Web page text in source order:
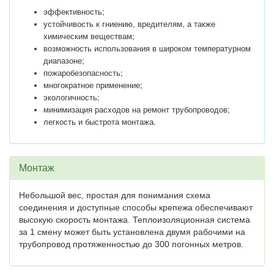
эффективность;
устойчивость к гниению, вредителям, а также
химическим веществам;
возможность использования в широком температурном
диапазоне;
пожаробезопасность;
многократное применение;
экологичность;
минимизация расходов на ремонт трубопроводов;
легкость и быстрота монтажа.
Монтаж
Небольшой вес, простая для понимания схема
соединения и доступные способы крепежа обеспечивают
высокую скорость монтажа. Теплоизоляционная система
за 1 смену может быть установлена двумя рабочими на
трубопровод протяженностью до 300 погонных метров.